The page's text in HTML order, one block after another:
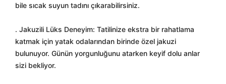
bile sıcak suyun tadını çıkarabilirsiniz.
. Jakuzili Lüks Deneyim: Tatilinize ekstra bir rahatlama
katmak için yatak odalarından birinde özel jakuzi
bulunuyor. Günün yorgunluğunu atarken keyif dolu anlar
sizi bekliyor.